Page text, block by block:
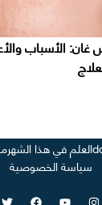
غان: الأسباب
العلم في هذا الشهر
سياسة الخصوصية